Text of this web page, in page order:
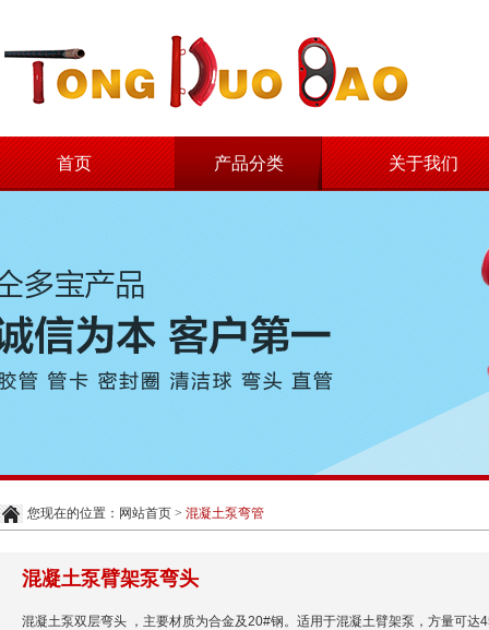
首页 产品分类 关于我们
您现在的位置： 网站首页 > 混凝土泵弯管
混凝土泵臂架泵弯头
混凝土泵双层弯头 ，主要材质为合金及20#钢。适用于混凝土臂架泵，方量可达